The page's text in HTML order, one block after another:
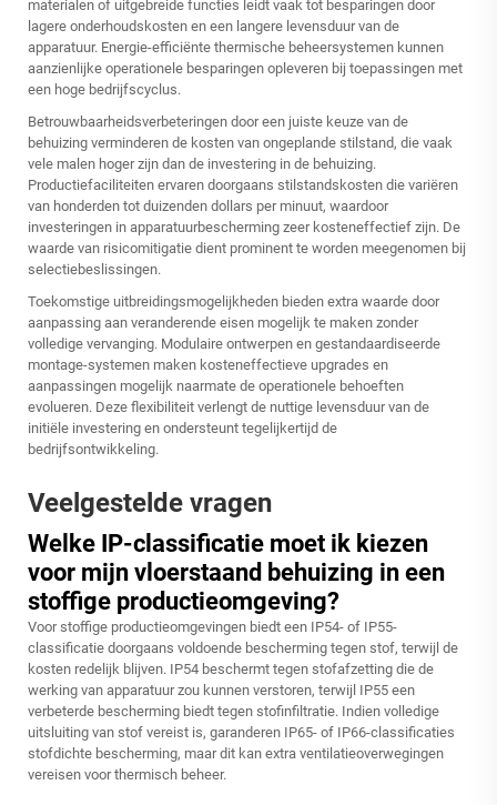
materialen of uitgebreide functies leidt vaak tot besparingen door
lagere onderhoudskosten en een langere levensduur van de
apparatuur. Energie-efficiënte thermische beheersystemen kunnen
aanzienlijke operationele besparingen opleveren bij toepassingen met
een hoge bedrijfscyclus.
Betrouwbaarheidsverbeteringen door een juiste keuze van de
behuizing verminderen de kosten van ongeplande stilstand, die vaak
vele malen hoger zijn dan de investering in de behuizing.
Productiefaciliteiten ervaren doorgaans stilstandskosten die variëren
van honderden tot duizenden dollars per minuut, waardoor
investeringen in apparatuurbescherming zeer kosteneffectief zijn. De
waarde van risicomitigatie dient prominent te worden meegenomen bij
selectiebeslissingen.
Toekomstige uitbreidingsmogelijkheden bieden extra waarde door
aanpassing aan veranderende eisen mogelijk te maken zonder
volledige vervanging. Modulaire ontwerpen en gestandaardiseerde
montage-systemen maken kosteneffectieve upgrades en
aanpassingen mogelijk naarmate de operationele behoeften
evolueren. Deze flexibiliteit verlengt de nuttige levensduur van de
initiële investering en ondersteunt tegelijkertijd de
bedrijfsontwikkeling.
Veelgestelde vragen
Welke IP-classificatie moet ik kiezen
voor mijn vloerstaand behuizing in een
stoffige productieomgeving?
Voor stoffige productieomgevingen biedt een IP54- of IP55-
classificatie doorgaans voldoende bescherming tegen stof, terwijl de
kosten redelijk blijven. IP54 beschermt tegen stofafzetting die de
werking van apparatuur zou kunnen verstoren, terwijl IP55 een
verbeterde bescherming biedt tegen stofinfiltratie. Indien volledige
uitsluiting van stof vereist is, garanderen IP65- of IP66-classificaties
stofdichte bescherming, maar dit kan extra ventilatieoverwegingen
vereisen voor thermisch beheer.